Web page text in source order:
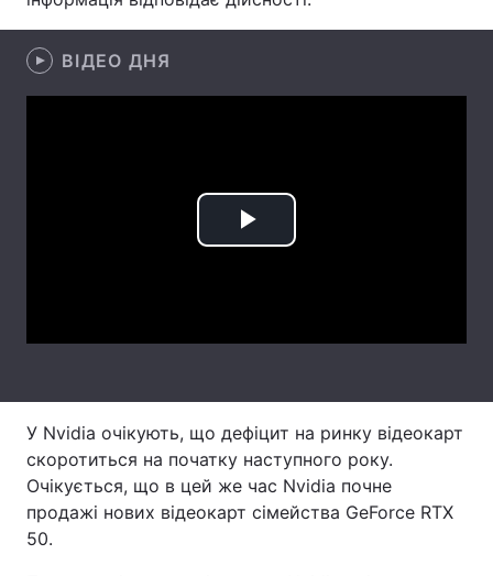
Інтерв'ю
Архів Вакансії
ВІДЕО ДНЯ
Play
У Nvidia очікують, що дефіцит на ринку відеокарт
скоротиться на початку наступного року.
Очікується, що в цей же час Nvidia почне
продажі нових відеокарт сімейства GeForce RTX
50.